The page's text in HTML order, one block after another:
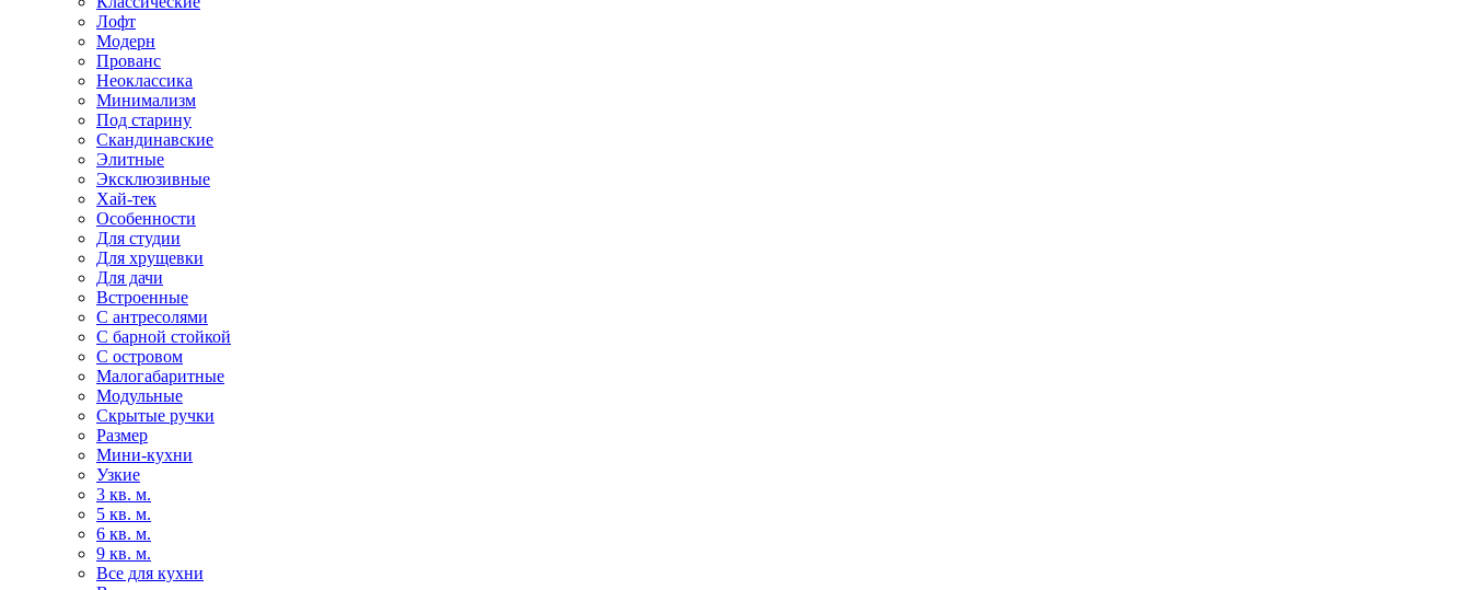
Лофт
Модерн
Прованс
Неоклассика
Минимализм
Под старину
Скандинавские
Элитные
Эксклюзивные
Хай-тек
Особенности
Для студии
Для хрущевки
Для дачи
Встроенные
С антресолями
С барной стойкой
С островом
Малогабаритные
Модульные
Скрытые ручки
Размер
Мини-кухни
Узкие
3 кв. м.
5 кв. м.
6 кв. м.
9 кв. м.
Все для кухни